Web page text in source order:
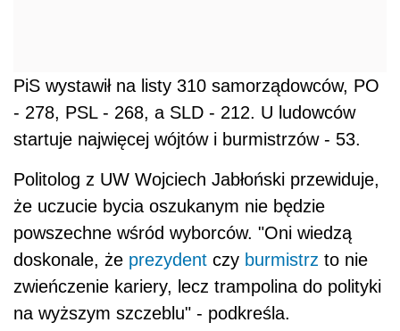
PiS wystawił na listy 310 samorządowców, PO
- 278, PSL - 268, a SLD - 212. U ludowców
startuje najwięcej wójtów i burmistrzów - 53.
Politolog z UW Wojciech Jabłoński przewiduje,
że uczucie bycia oszukanym nie będzie
powszechne wśród wyborców. "Oni wiedzą
doskonale, że prezydent czy burmistrz to nie
zwieńczenie kariery, lecz trampolina do polityki
na wyższym szczeblu" - podkreśla.